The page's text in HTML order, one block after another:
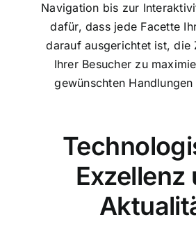
Navigation bis zur
dafür, dass jede Facette
darauf ausgerichtet ist, die
Ihrer Besucher zu
gewünschten
Exzellenz